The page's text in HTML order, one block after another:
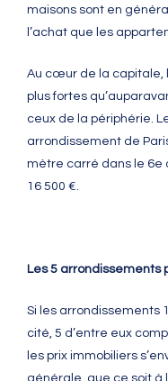
maisons sont en
l’achat que les
Au cœur de la capitale,
plus fortes
ceux de la périphérie.
arrondissement de
mètre carré dans le 6e
16 500 €.
Les 5 arrondissements
Si les arrondissements
cité, 5 d’entre eux
les prix immobiliers
générale, que ce soit à